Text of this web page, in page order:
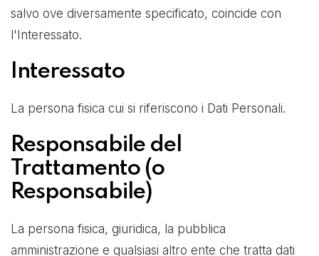
salvo ove diversamente specificato, coincide con
l'Interessato.
Interessato
La persona fisica cui si riferiscono i Dati Personali.
Responsabile del
Trattamento (o
Responsabile)
La persona fisica, giuridica, la pubblica
amministrazione e qualsiasi altro ente che tratta dati